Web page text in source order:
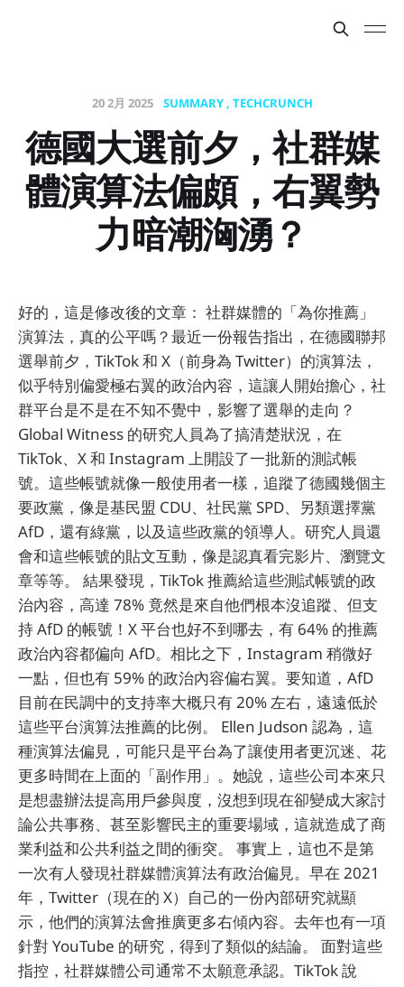
20 2月 2025 SUMMARY TECHCRUNCH
德國大選前夕，社群媒
體演算法偏頗，右翼勢
力暗潮洶湧？
好的，這是修改後的文章： 社群媒體的「為你推薦」
演算法，真的公平嗎？最近一份報告指出，在德國聯邦
選舉前夕，TikTok 和 X（前身為 Twitter）的演算法，
似乎特別偏愛極右翼的政治內容，這讓人開始擔心，社
群平台是不是在不知不覺中，影響了選舉的走向？
Global Witness 的研究人員為了搞清楚狀況，在
TikTok、X 和 Instagram 上開設了一批新的測試帳
號。這些帳號就像一般使用者一樣，追蹤了德國幾個主
要政黨，像是基民盟 CDU、社民黨 SPD、另類選擇黨
AfD，還有綠黨，以及這些政黨的領導人。研究人員還
會和這些帳號的貼文互動，像是認真看完影片、瀏覽文
章等等。 結果發現，TikTok 推薦給這些測試帳號的政
治內容，高達 78% 竟然是來自他們根本沒追蹤、但支
持 AfD 的帳號！X 平台也好不到哪去，有 64% 的推薦
政治內容都偏向 AfD。相比之下，Instagram 稍微好
一點，但也有 59% 的政治內容偏右翼。要知道，AfD
目前在民調中的支持率大概只有 20% 左右，遠遠低於
這些平台演算法推薦的比例。 Ellen Judson 認為，這
種演算法偏見，可能只是平台為了讓使用者更沉迷、花
更多時間在上面的「副作用」。她說，這些公司本來只
是想盡辦法提高用戶參與度，沒想到現在卻變成大家討
論公共事務、甚至影響民主的重要場域，這就造成了商
業利益和公共利益之間的衝突。 事實上，這也不是第
一次有人發現社群媒體演算法有政治偏見。早在 2021
年，Twitter（現在的 X）自己的一份內部研究就顯
示，他們的演算法會推廣更多右傾內容。去年也有一項
針對 YouTube 的研究，得到了類似的結論。 面對這些
指控，社群媒體公司通常不太願意承認。TikTok 說